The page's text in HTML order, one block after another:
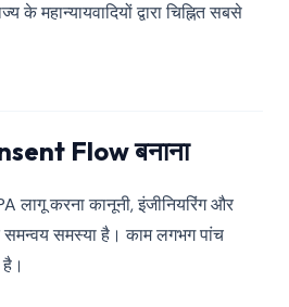
के महान्यायवादियों द्वारा चिह्नित सबसे
Flow बनाना
लागू करना कानूनी, इंजीनियरिंग और
समन्वय समस्या है। काम लगभग पांच
है।